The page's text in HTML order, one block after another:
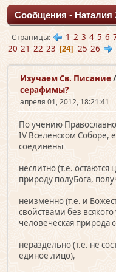
Сообщения - Наталия
Страницы 1 2 3 4 5 6
20 21 22 23 24 25 26
Изучаем Св. Писание/
серафимы?
апреля 01, 2012, 18:21:41
По учению
IV Вселенском Соборе,
соединены
неслитно (т.е.
природу полуБога,
неизменно (т.е. и
свойствами без
человеческая природа
нераздельно (т.е. не
единое лицо),